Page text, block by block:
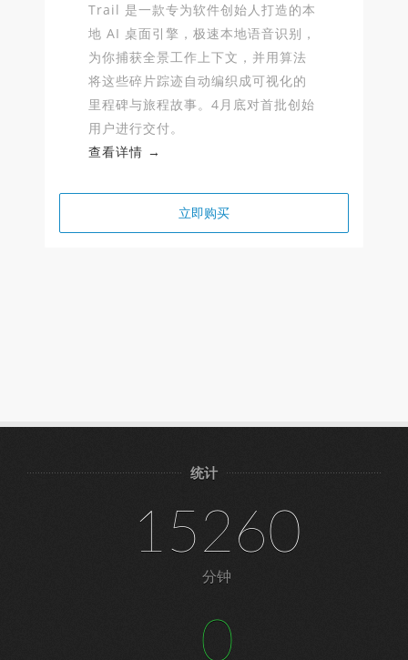
Trail 是一款专为软件创始人打造的本
地 AI 桌面引擎，极速本地语音识别，
为你捕获全景工作上下文，并用算法
将这些碎片踪迹自动编织成可视化的
里程碑与旅程故事。4月底对首批创始
用户进行交付。
查看详情 →
立即购买
统计
15260
分钟
0